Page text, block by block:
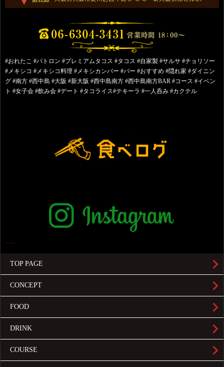
#おれたこ #パトロン #プレミアムタコス #タコス #自家製 #サルサ #チョリソー
#メキシコ #メキシコ料理 #メキシカンバー #バー #おすすめ #隠れ家 #ダイニン
グ #南方 #西中島 #大阪 #新大阪 #西中島南方 #西中島南方BAR #コース #イベン
ト #女子会 #飲み会 #デート #タコライス#テキーラ #一人呑み #カクテル
TOP PAGE
CONCEPT
FOOD
DRINK
COURSE